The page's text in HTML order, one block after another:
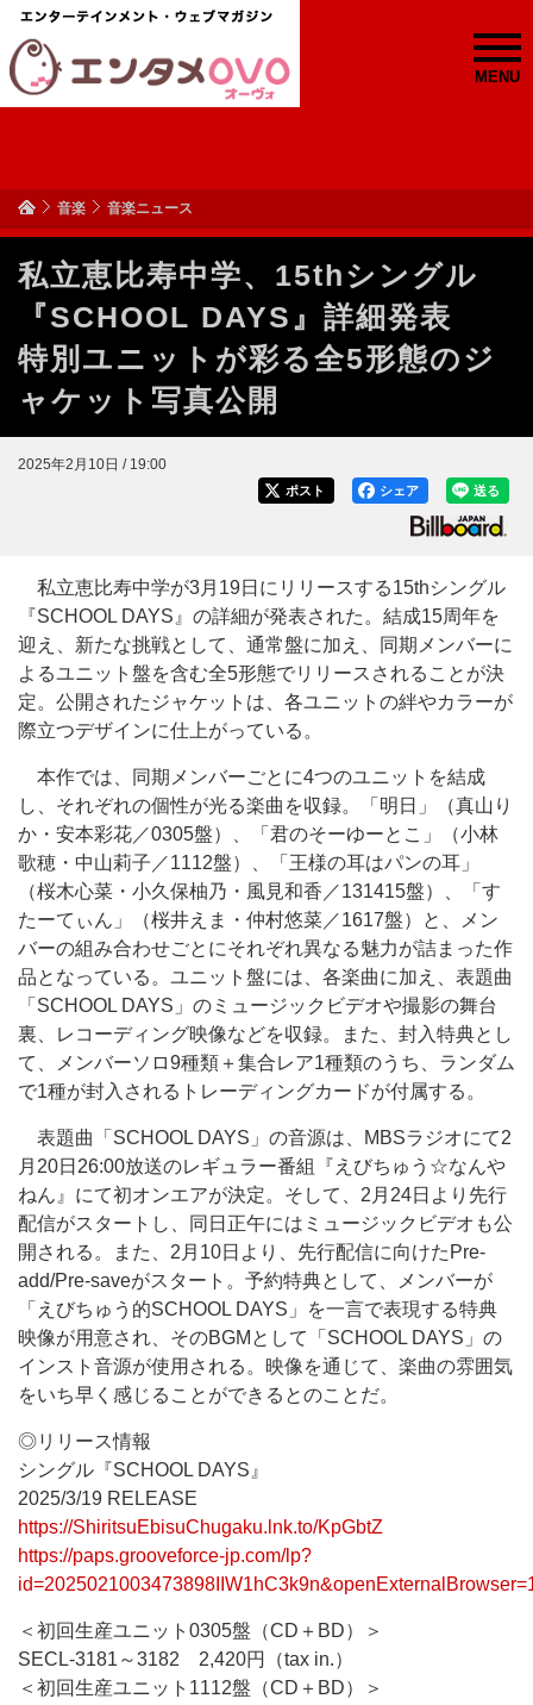
MENU
音楽 音楽ニュース
私立恵比寿中学、15thシングル
『SCHOOL DAYS』詳細発表
特別ユニットが彩る全5形態のジ
ャケット写真公開
2025年2月10日 / 19:00
送る
シェア
ポスト
私立恵比寿中学が3月19日にリリースする15thシングル
『SCHOOL DAYS』の詳細が発表された。結成15周年を
迎え、新たな挑戦として、通常盤に加え、同期メンバーに
よるユニット盤を含む全5形態でリリースされることが決
定。公開されたジャケットは、各ユニットの絆やカラーが
際立つデザインに仕上がっている。
本作では、同期メンバーごとに4つのユニットを結成
し、それぞれの個性が光る楽曲を収録。「明日」（真山り
か・安本彩花／0305盤）、「君のそーゆーとこ」（小林
歌穂・中山莉子／1112盤）、「王様の耳はパンの耳」
（桜木心菜・小久保柚乃・風見和香／131415盤）、「す
たーてぃん」（桜井えま・仲村悠菜／1617盤）と、メン
バーの組み合わせごとにそれぞれ異なる魅力が詰まった作
品となっている。ユニット盤には、各楽曲に加え、表題曲
「SCHOOL DAYS」のミュージックビデオや撮影の舞台
裏、レコーディング映像などを収録。また、封入特典とし
て、メンバーソロ9種類＋集合レア1種類のうち、ランダム
で1種が封入されるトレーディングカードが付属する。
表題曲「SCHOOL DAYS」の音源は、MBSラジオにて2
月20日26:00放送のレギュラー番組『えびちゅう☆なんや
ねん』にて初オンエアが決定。そして、2月24日より先行
配信がスタートし、同日正午にはミュージックビデオも公
開される。また、2月10日より、先行配信に向けたPre-
add/Pre-saveがスタート。予約特典として、メンバーが
「えびちゅう的SCHOOL DAYS」を一言で表現する特典
映像が用意され、そのBGMとして「SCHOOL DAYS」の
インスト音源が使用される。映像を通じて、楽曲の雰囲気
をいち早く感じることができるとのことだ。
◎リリース情報
シングル『SCHOOL DAYS』
2025/3/19 RELEASE
https://ShiritsuEbisuChugaku.lnk.to/KpGbtZ
https://paps.grooveforce-jp.com/lp?
＜初回生産ユニット0305盤（CD＋BD）＞
SECL-3181～3182 2,420円（tax in.）
＜初回生産ユニット1112盤（CD＋BD）＞